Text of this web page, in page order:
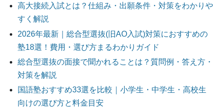
高大接続入試とは？仕組み・出願条件・対策をわかりや
すく解説
2026年最新｜総合型選抜(旧AO入試)対策におすすめの
塾18選！費用・選び方まるわかりガイド
総合型選抜の面接で聞かれることは？質問例・答え方・
対策を解説
国語塾おすすめ33選を比較｜小学生・中学生・高校生
向けの選び方と料金目安